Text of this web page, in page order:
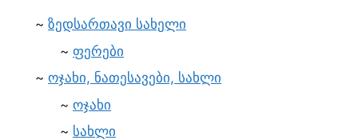
ზედსართავი სახელი
ფერები
ოჯახი, ნათესავები, სახლი
ოჯახი
სახლი